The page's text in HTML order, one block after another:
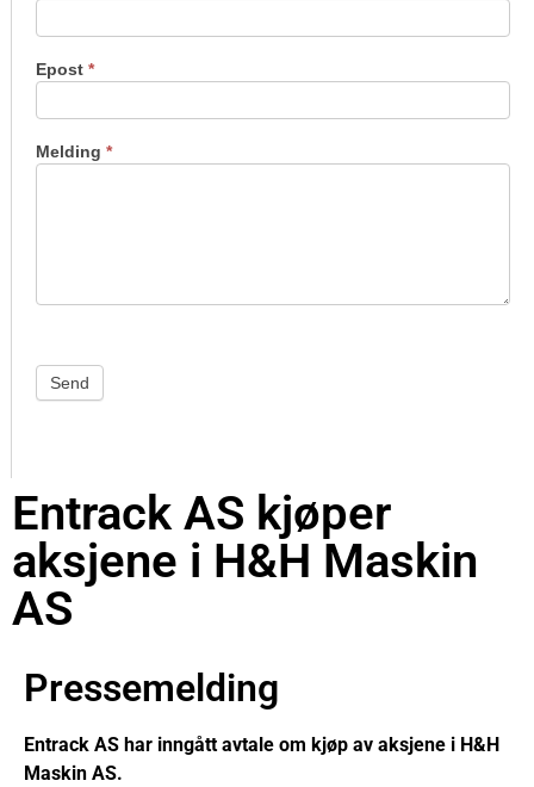
Entrack AS kjøper
aksjene i H&H Maskin
AS
Pressemelding
Entrack AS har inngått avtale om kjøp av aksjene i H&H
Maskin AS.
Epost *
Melding *
Send